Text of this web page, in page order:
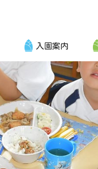
入園案内